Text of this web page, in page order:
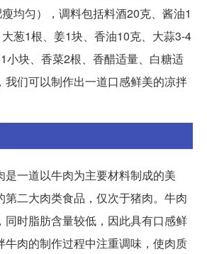
均匀），调料包括料酒20克、酱油1
葱1根、姜1块、香油10克、大蒜3-4
小块、香菜2根、香醋适量、白糖适
我们可以制作出一道口感鲜美的凉拌
是一道以牛肉为主要材料制成的美
第二大肉类食品，仅次于猪肉。牛肉
同时脂肪含量较低，因此具有口感鲜
牛肉的制作过程中注重调味，使肉质